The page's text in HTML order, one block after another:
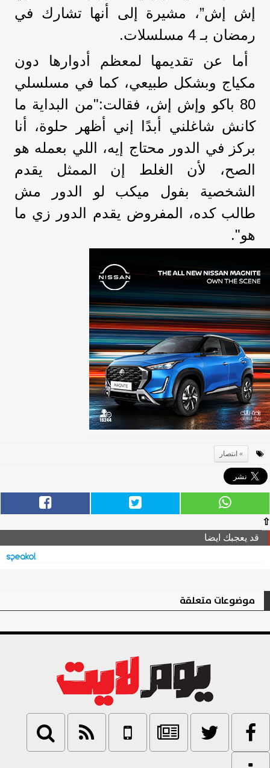
إش إش”، مشيرة إلى أنها تشارك في
رمضان بـ 4 مسلسلات.
أما عن تقديمها لمعظم أدوارها دون
مكياج وبشكل طبيعي، كما في مسلسلي
80 باكو وإش إش، فقالت:"من البداية ما
كانش شاغلني أبدًا إني أظهر حلوة، أنا
بركز في الدور محتاج إيه، اللي بعمله هو
الصح، لأن الغلط إن الممثل يقدم
الشخصية بفول ميكب لو الدور مش
طالب كده، المفروض يقدم الدور زي ما
هو".
انتصار
⇧
قد يعجبك ايضا
موضوعات متعلقة